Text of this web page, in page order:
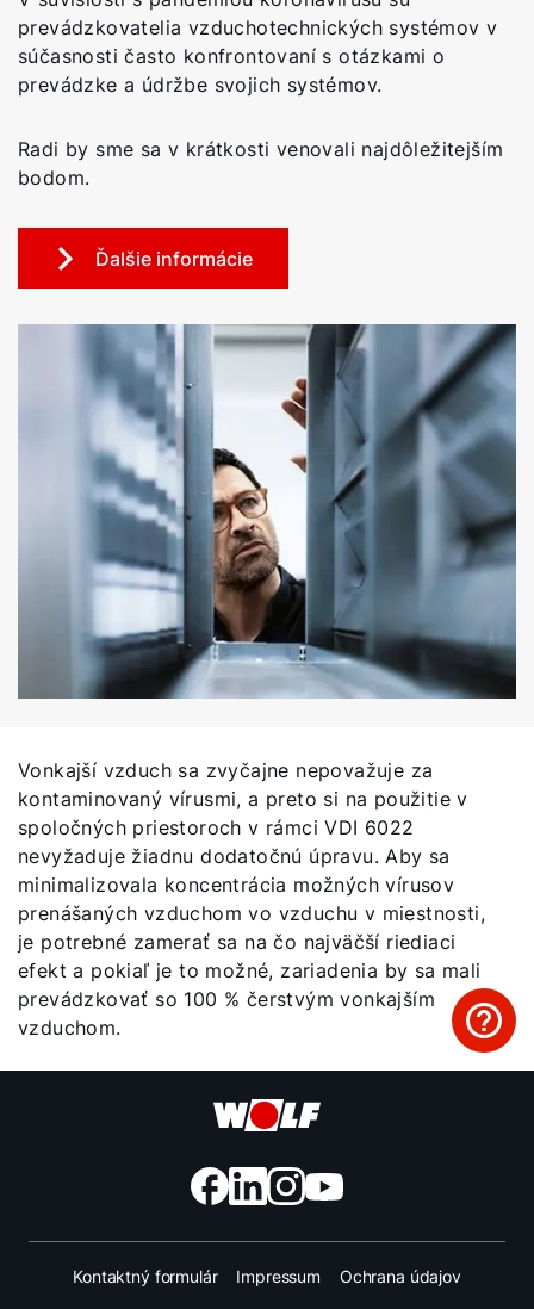
prevádzkovatelia vzduchotechnických systémov v
súčasnosti často konfrontovaní s otázkami o
prevádzke a údržbe svojich systémov.
Radi by sme sa v krátkosti venovali najdôležitejším
bodom.
Ďalšie informácie
Vonkajší vzduch sa zvyčajne nepovažuje za
kontaminovaný vírusmi, a preto si na použitie v
spoločných priestoroch v rámci VDI 6022
nevyžaduje žiadnu dodatočnú úpravu. Aby sa
minimalizovala koncentrácia možných vírusov
prenášaných vzduchom vo vzduchu v miestnosti,
je potrebné zamerať sa na čo najväčší riediaci
efekt a pokiaľ je to možné, zariadenia by sa mali
prevádzkovať so 100 % čerstvým vonkajším
vzduchom.
Kontaktný formulár Impressum Ochrana údajov